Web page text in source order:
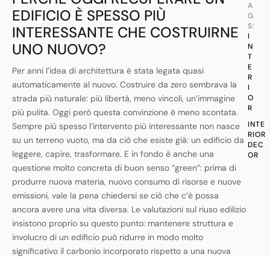
EDIFICIO È SPESSO PIÙ
INTERESSANTE CHE COSTRUIRNE
UNO NUOVO?
Per anni l’idea di architettura è stata legata quasi
automaticamente al nuovo. Costruire da zero sembrava la
strada più naturale: più libertà, meno vincoli, un’immagine
più pulita. Oggi però questa convinzione è meno scontata.
Sempre più spesso l’intervento più interessante non nasce
su un terreno vuoto, ma da ciò che esiste già: un edificio da
leggere, capire, trasformare. E in fondo è anche una
questione molto concreta di buon senso “green”: prima di
produrre nuova materia, nuovo consumo di risorse e nuove
emissioni, vale la pena chiedersi se ciò che c’è possa
ancora avere una vita diversa. Le valutazioni sul riuso edilizio
insistono proprio su questo punto: mantenere struttura e
involucro di un edificio può ridurre in modo molto
significativo il carbonio incorporato rispetto a una nuova
A
G
S:
I
N
T
E
R
I
O
R
INTE
RIOR
DEC
OR